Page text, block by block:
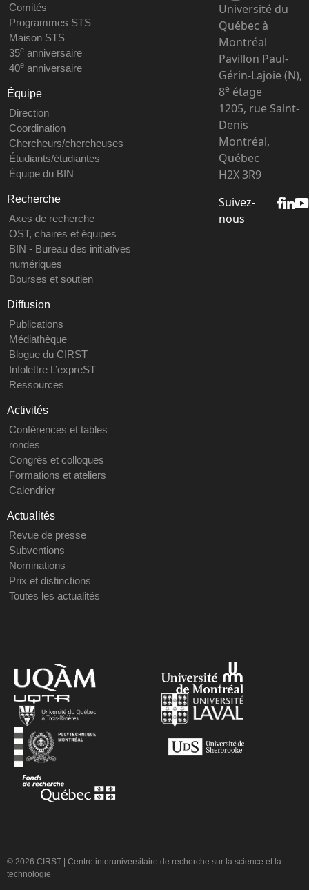
Comités
Programmes STS
Maison STS
35eanniversaire
40eanniversaire
Équipe
Direction
Coordination
Chercheurs/chercheuses
Étudiants/étudiantes
Équipe du BIN
Recherche
Axes de recherche
OST, chaires et équipes
BIN - Bureau des initiatives
numériques
Bourses et soutien
Diffusion
Publications
Médiathèque
Blogue du CIRST
Infolettre L’expreST
Ressources
Activités
Conférences et tables
rondes
Congrès et colloques
Formations et ateliers
Calendrier
Actualités
Revue de presse
Subventions
Nominations
Prix et distinctions
Toutes les actualités
Université du
Québec à
Montréal
Pavillon Paul-
Gérin-Lajoie (N),
8e étage
1205, rue Saint-
Denis
Montréal,
Québec
H2X 3R9
Suivez-
nous
© 2026 CIRST | Centre interuniversitaire de recherche sur la science et la
technologie